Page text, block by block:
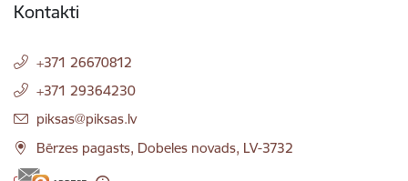
Kontakti
+371 26670812
+371 29364230
E-pasts:
piksas@piksas.lv
Bērzes pagasts, Dobeles novads, LV-3732